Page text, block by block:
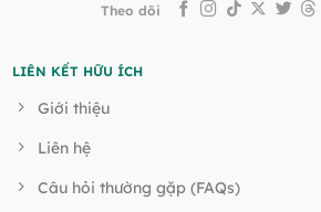
Theo dõi
LIÊN KẾT HỮU ÍCH
Giới thiệu
Liên hệ
Câu hỏi thường gặp (FAQs)